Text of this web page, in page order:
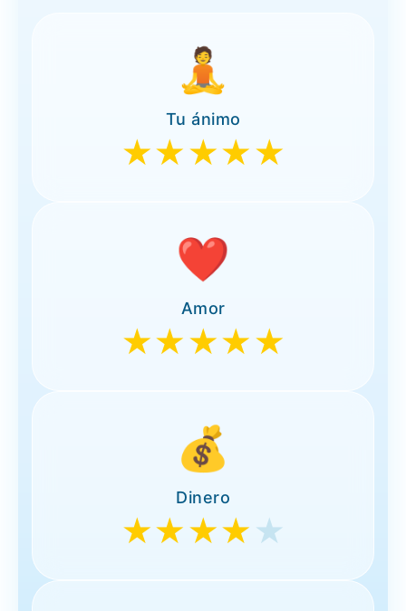
🧘
Tu ánimo
★★★★★
❤️
Amor
★★★★★
💰
Dinero
★★★★ ★